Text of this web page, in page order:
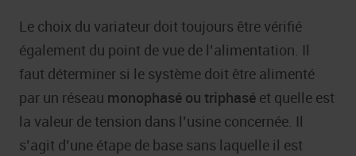
Le choix du variateur doit toujours être vérifié
également du point de vue de l’alimentation. Il
faut déterminer si le système doit être alimenté
par un réseau monophasé ou triphasé et quelle est
la valeur de tension dans l’usine concernée. Il
s’agit d’une étape de base sans laquelle il est